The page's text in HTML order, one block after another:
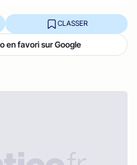
CLASSER
en favori sur Google